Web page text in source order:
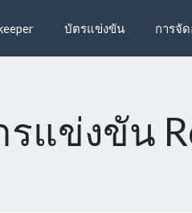
บัตรแข่งขัน การจั
แข่งขัน